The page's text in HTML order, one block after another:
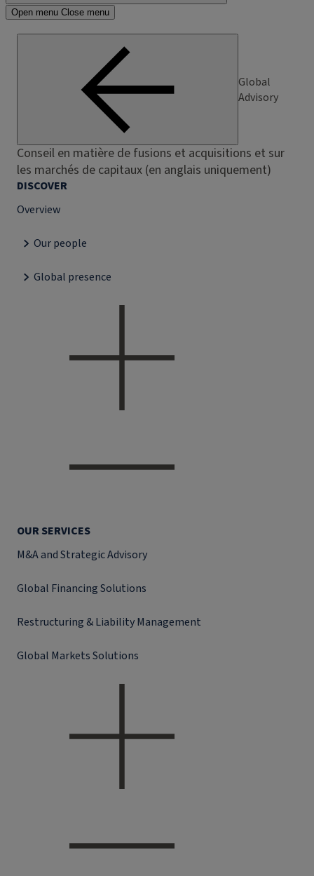
Open menu Close menu
Global
Advisory
Conseil en matière de fusions et acquisitions et sur
les marchés de capitaux (en anglais uniquement)
DISCOVER
Overview
Our people
Global presence
OUR SERVICES
M&A and Strategic Advisory
Global Financing Solutions
Restructuring & Liability Management
Global Markets Solutions